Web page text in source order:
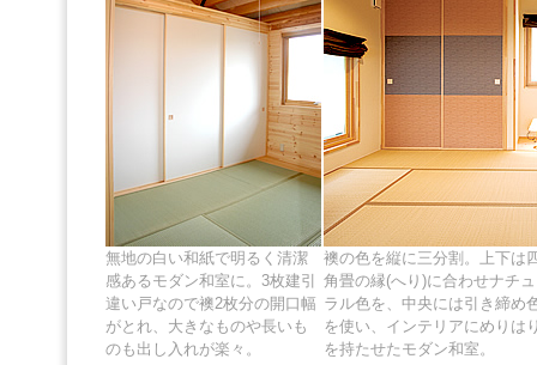
無地の白い和紙で明るく清潔
感あるモダン和室に。3枚建引
違い戸なので襖2枚分の開口幅
がとれ、大きなものや長いも
のも出し入れが楽々。
襖の色を縦に三分割。上下は
角畳の縁(へり)に合わせナチュ
ラル色を、中央には引き締め
を使い、インテリアにめりは
を持たせたモダン和室。